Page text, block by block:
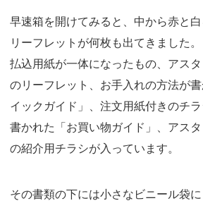
早速箱を開けてみると、中から赤と
リーフレットが何枚も出てきました
払込用紙が一体になったもの、アス
のリーフレット、お手入れの方法が
イックガイド」、注文用紙付きのチ
書かれた「お買い物ガイド」、アス
の紹介用チラシが入っています。
その書類の下には小さなビニール袋